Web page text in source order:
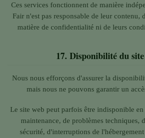
Ces services fonctionnent de manière
Fair n'est pas responsable de leur contenu,
matière de confidentialité ni de leurs
17. Disponibilité du
Nous nous efforçons d'assurer la
mais nous ne pouvons garantir un
Le site web peut parfois être indisponible
maintenance, de problèmes techniques,
sécurité, d'interruptions de